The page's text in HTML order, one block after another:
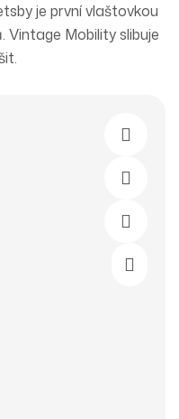
je první vlaštovkou
Vintage Mobility slibuje
Výběr